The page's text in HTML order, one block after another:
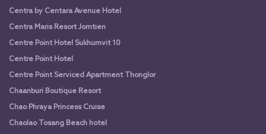
Centra by Centara Avenue Hotel
Centra Maris Resort Jomtien
Centre Point Hotel Sukhumvit 10
Centre Point Hotel
Centre Point Serviced Apartment Thonglor
Chaanburi Boutique Resort
Chao Phraya Princess Cruise
Chaolao Tosang Beach hotel